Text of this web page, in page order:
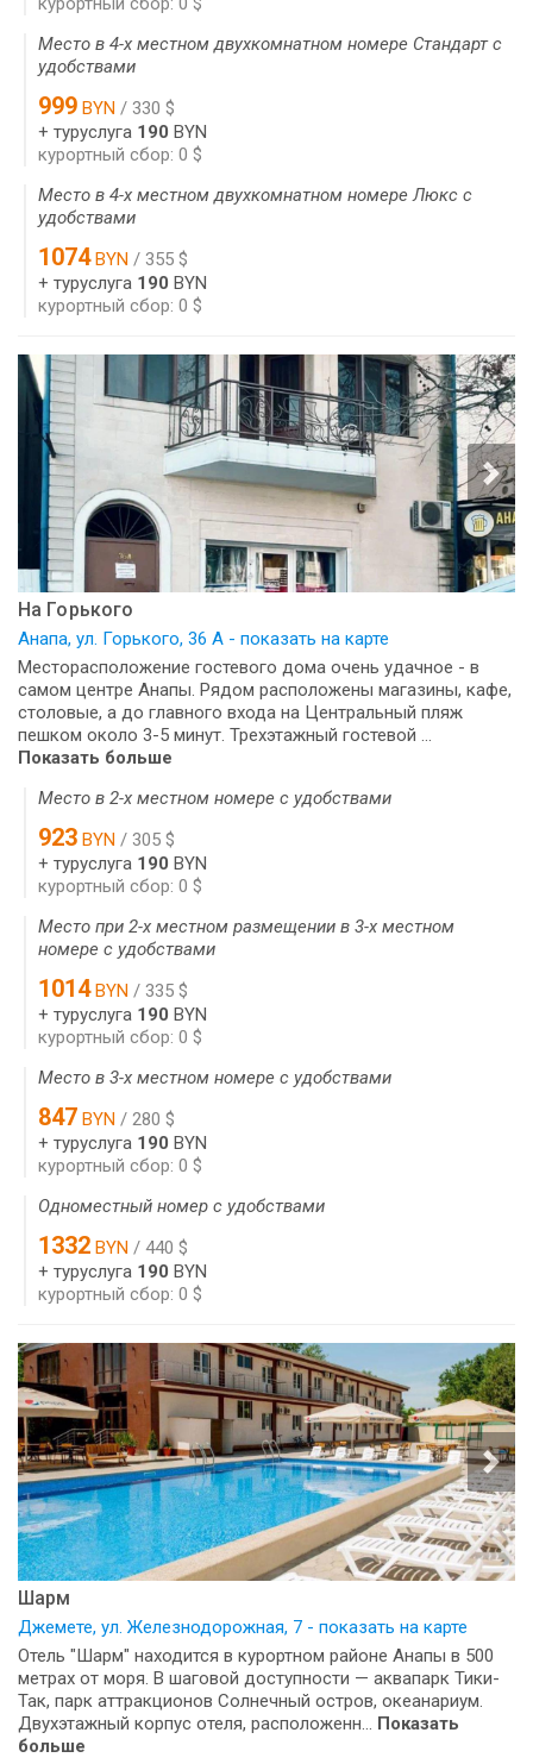
Место в 4-х местном двухкомнатном номере Стандарт с
удобствами
999 BYN / 330 $
+ туруслуга 190 BYN
курортный сбор: 0 $
Место в 4-х местном двухкомнатном номере Люкс с
удобствами
1074BYN / 355 $
+ туруслуга 190 BYN
курортный сбор: 0 $
На Горького
Анапа, ул. Горького, 36 А - показать на карте
Месторасположение гостевого дома очень удачное - в
самом центре Анапы. Рядом расположены магазины, кафе,
столовые, а до главного входа на Центральный пляж
пешком около 3-5 минут. Трехэтажный гостевой ...
Показать больше
Место в 2-х местном номере с удобствами
923 BYN / 305 $
+ туруслуга 190 BYN
курортный сбор: 0 $
Место при 2-х местном размещении в 3-х местном
номере с удобствами
1014BYN / 335 $
+ туруслуга 190 BYN
курортный сбор: 0 $
Место в 3-х местном номере с удобствами
847 BYN / 280 $
+ туруслуга 190 BYN
курортный сбор: 0 $
Одноместный номер с удобствами
1332 BYN / 440 $
+ туруслуга 190 BYN
курортный сбор: 0 $
Шарм
Джемете, ул. Железнодорожная, 7 - показать на карте
Отель "Шарм" находится в курортном районе Анапы в 500
метрах от моря. В шаговой доступности — аквапарк Тики-
Так, парк аттракционов Солнечный остров, океанариум.
Двухэтажный корпус отеля, расположенн... Показать
больше